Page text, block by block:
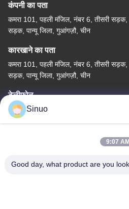
कंपनी का पता
कमरा 101, पहली मंजिल, नंबर 6, तीसरी सड़क,
सड़क, पान्यू जिला, गुआंगज़ौ, चीन
कारखाने का पता
कमरा 101, पहली मंजिल, नंबर 6, तीसरी सड़क,
सड़क, पान्यू जिला, गुआंगज़ौ, चीन
टेलीफोन
+86--13527656435
चीन अच्छी गुणवत्ता इलेक्ट्रिक वाहन परीक्षण
Sinuo
9:07 AM
Good day, what product are you